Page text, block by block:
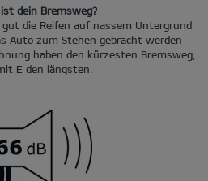
dein Bremsweg?
die Reifen auf nassem Untergrund
Auto zum Stehen gebracht werden
haben den kürzesten Bremsweg,
E den längsten.